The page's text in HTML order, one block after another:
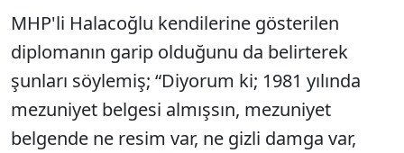
MHP'li Halacoğlu kendilerine gösterilen
diplomanın garip olduğunu da belirterek
şunları söylemiş; “Diyorum ki; 1981 yılında
mezuniyet belgesi almışsın, mezuniyet
belgende ne resim var, ne gizli damga var,